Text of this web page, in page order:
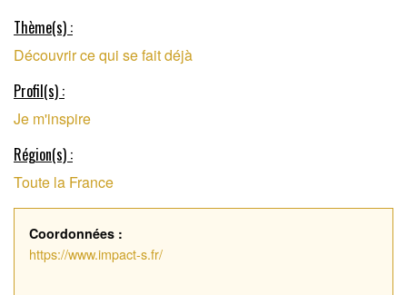
DE SOLUTIONS
Thème(s) :
Découvrir ce qui se fait déjà
Profil(s) :
Je m'inspire
Région(s) :
Toute la France
Coordonnées :
https://www.impact-s.fr/